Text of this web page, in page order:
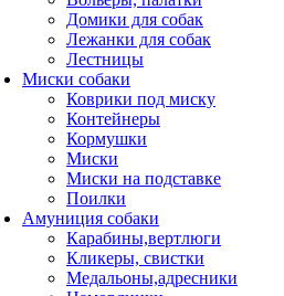
Домики для собак
Лежанки для собак
Лестницы
Миски собаки
Коврики под миску
Контейнеры
Кормушки
Миски
Миски на подставке
Поилки
Амуниция собаки
Карабины,вертлюги
Кликеры, свистки
Медальоны,адресники